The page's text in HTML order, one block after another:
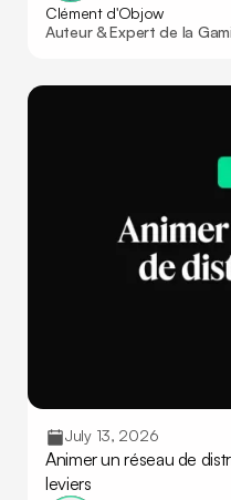
Clément d'Objow
Auteur & Expert de la
Animer un réseau de
leviers
July 13, 2026